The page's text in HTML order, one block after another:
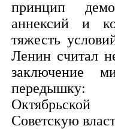
принцип
аннексий и
тяжесть
Ленин считал
заключение
передышку:
Советскую